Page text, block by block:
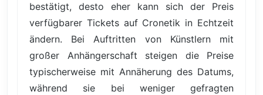
bestätigt, desto eher kann sich der Preis
verfügbarer Tickets auf Cronetik in Echtzeit
ändern. Bei Auftritten von Künstlern mit
großer Anhängerschaft steigen die Preise
typischerweise mit Annäherung des Datums,
während sie bei weniger gefragten